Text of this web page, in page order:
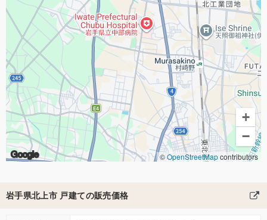
Google
+
−
©OpenStreetMapcontributors
岩手県北上市 戸建ての販売価格